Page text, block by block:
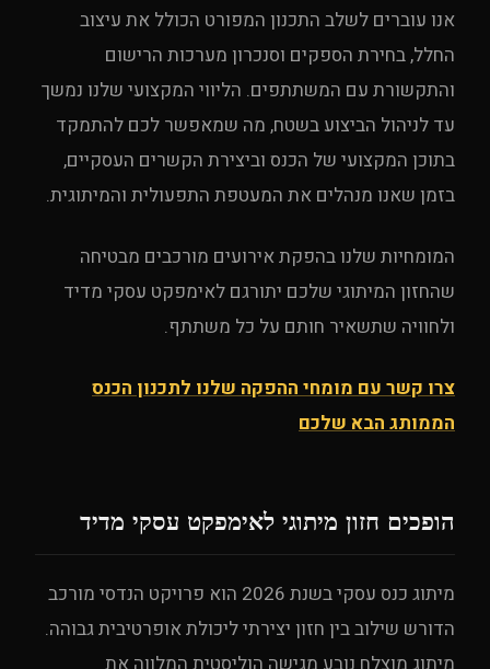
אנו עוברים לשלב התכנון המפורט הכולל את עיצוב
החלל, בחירת הספקים וסנכרון מערכות הרישום
והתקשורת עם המשתתפים. הליווי המקצועי שלנו נמשך
עד לניהול הביצוע בשטח, מה שמאפשר לכם להתמקד
בתוכן המקצועי של הכנס וביצירת הקשרים העסקיים,
בזמן שאנו מנהלים את המעטפת התפעולית והמיתוגית.
המומחיות שלנו בהפקת אירועים מורכבים מבטיחה
שהחזון המיתוגי שלכם יתורגם לאימפקט עסקי מדיד
ולחוויה שתשאיר חותם על כל משתתף.
צרו קשר עם מומחי ההפקה שלנו לתכנון הכנס
הממותג הבא שלכם
הופכים חזון מיתוגי לאימפקט עסקי מדיד
מיתוג כנס עסקי בשנת 2026 הוא פרויקט הנדסי מורכב
הדורש שילוב בין חזון יצירתי ליכולת אופרטיבית גבוהה.